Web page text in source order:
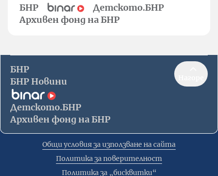
БНР
Детското.БНР
Архивен фонд на БНР
БНР
БНР Новини
Детското.БНР
Архивен фонд на БНР
Общи условия за използване на сайта
Политика за поверителност
Политика за „бисквитки“